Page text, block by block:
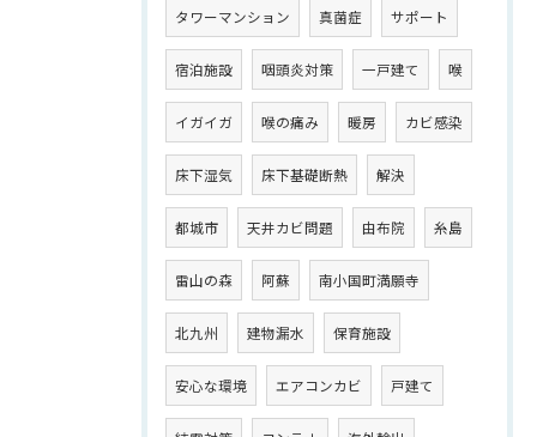
タワーマンション 真菌症 サポート
宿泊施設 咽頭炎対策 一戸建て 喉
イガイガ 喉の痛み 暖房 カビ感染
床下湿気 床下基礎断熱 解決
都城市 天井カビ問題 由布院 糸島
雷山の森 阿蘇 南小国町満願寺
北九州 建物漏水 保育施設
安心な環境 エアコンカビ 戸建て